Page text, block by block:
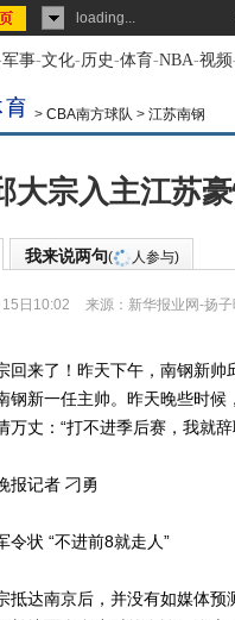
loading...
军事-文化-历史-体育-NBA-视频
> CBA南方球队 > 江苏南钢
大宗入主江苏
我来说两句( 人参与)
日10:02 来源： 新华报业网-扬子
来了！昨天下午，南钢新帅
钢新一任主帅。昨天晚些时候
万丈：“打不进季后赛，我就辞
记者 刁勇
状 “不进前8就走人”
达南京后，并没有如媒体预